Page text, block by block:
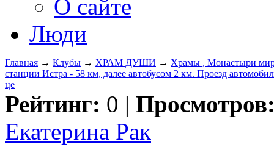
О сайте
Люди
Главная → Клубы → ХРАМ ДУШИ → Храмы , Монастыри
станции Истра - 58 км, далее автобусом 2 км. Проезд
це
Рейтинг: 0 |
Екатерина Рак